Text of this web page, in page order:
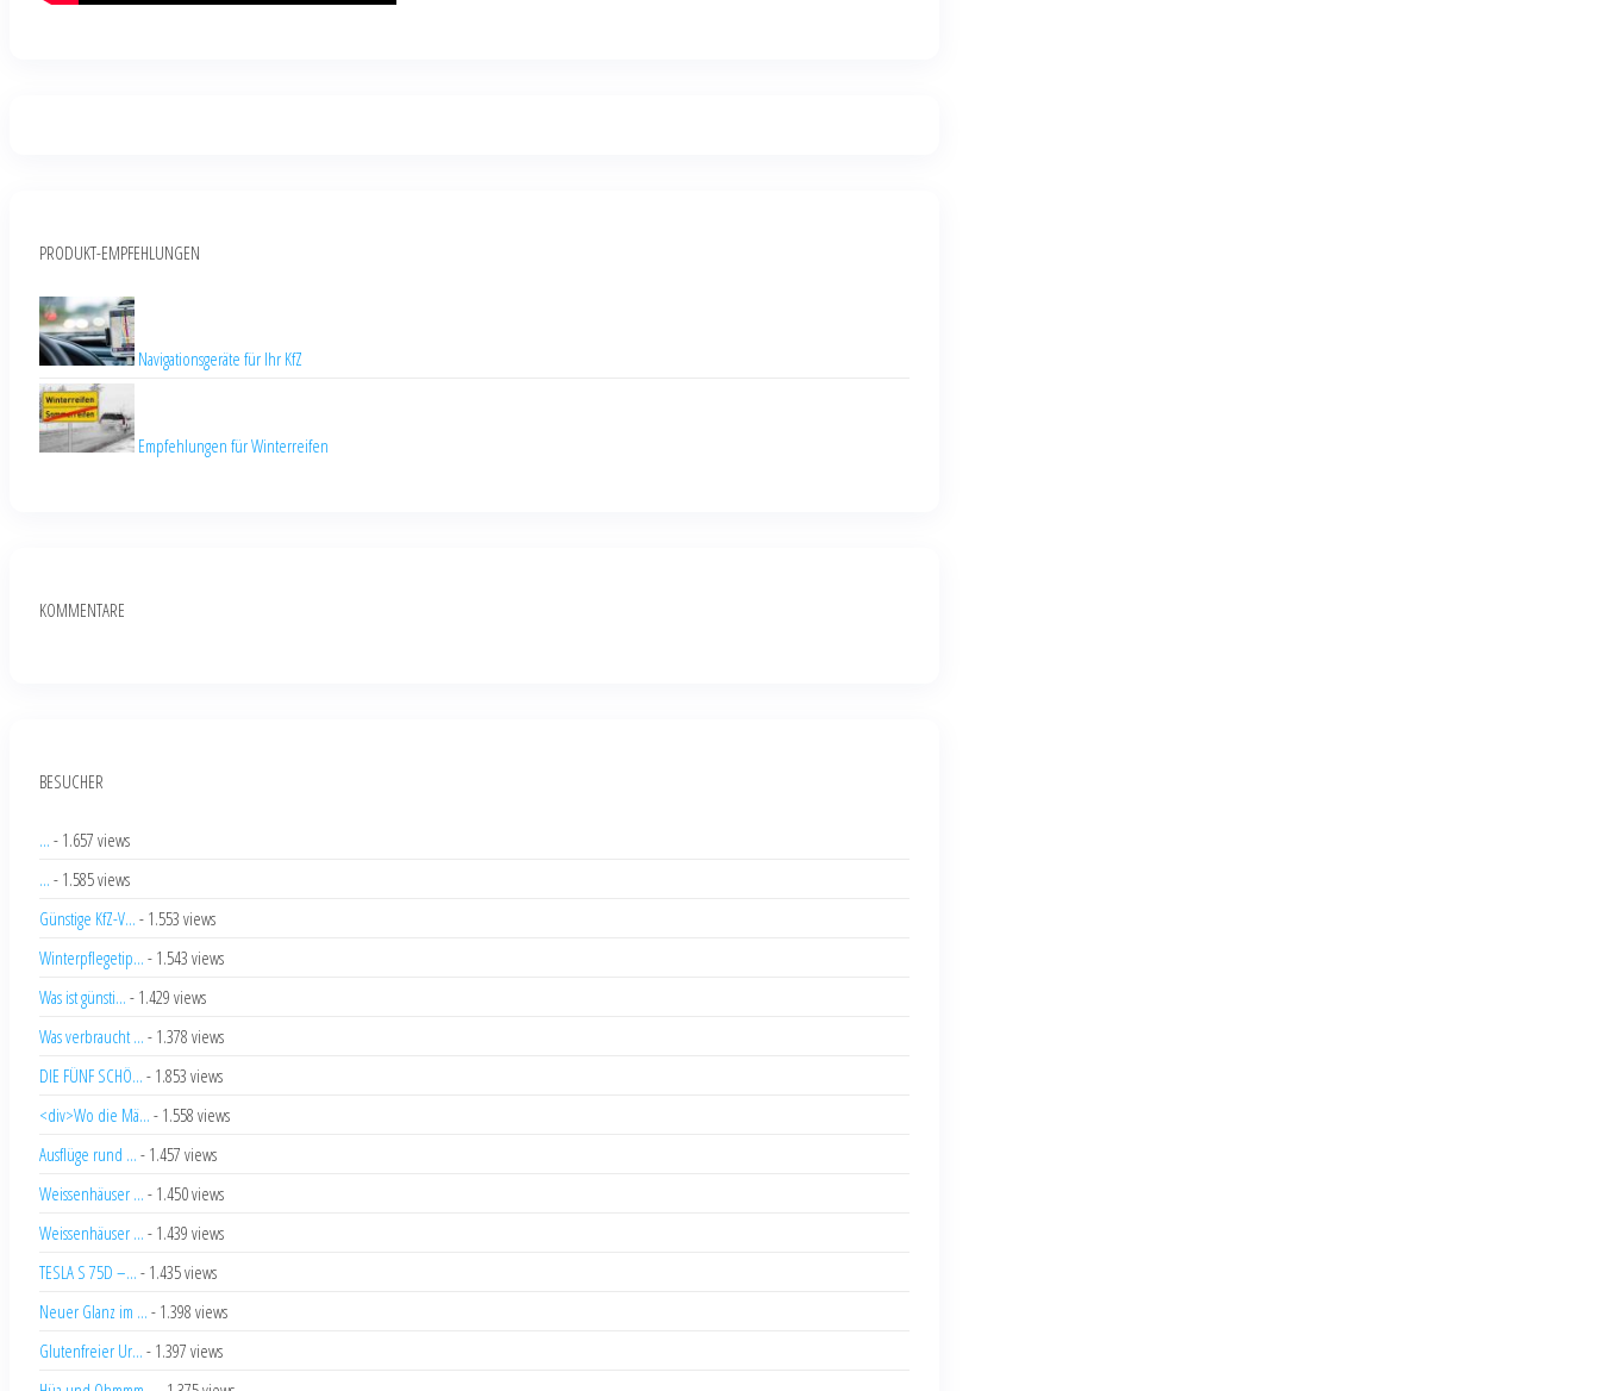
PRODUKT-EMPFEHLUNGEN
Navigationsgeräte für Ihr KfZ
Empfehlungen für Winterreifen
KOMMENTARE
BESUCHER
... - 1.657 views
... - 1.585 views
Günstige KfZ-V... - 1.553 views
Winterpflegetip... - 1.543 views
Was ist günsti... - 1.429 views
Was verbraucht ... - 1.378 views
DIE FÜNF SCHÖ... - 1.853 views
<div>Wo die Mä... - 1.558 views
Ausflüge rund ... - 1.457 views
Weissenhäuser ... - 1.450 views
Weissenhäuser ... - 1.439 views
TESLA S 75D –... - 1.435 views
Neuer Glanz im ... - 1.398 views
Glutenfreier Ur... - 1.397 views